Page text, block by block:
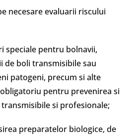
necesare evaluarii riscului
speciale pentru bolnavii,
de boli transmisibile sau
patogeni, precum si alte
pentru prevenirea si
si profesionale;
preparatelor biologice, de